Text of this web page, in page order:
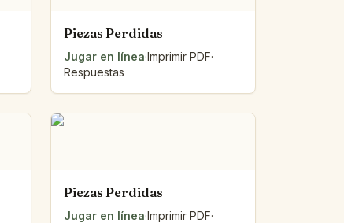
Piezas Perdidas
Jugar en línea·Imprimir PDF·
Respuestas
Piezas Perdidas
Jugar en línea·Imprimir PDF·